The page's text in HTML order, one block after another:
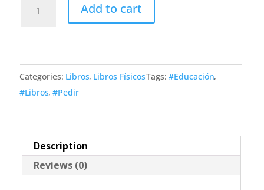
Poder
(Libro
Físico)
quantity
Add to cart
Categories: Libros, Libros FísicosTags:#Educación,
#Libros,#Pedir
Description
Reviews (0)